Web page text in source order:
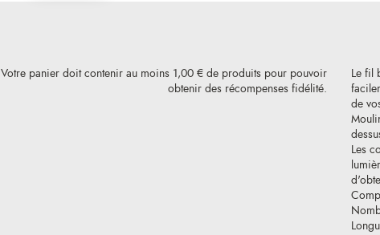
Votre panier doit contenir au moins 1,00 € de produits pour pouvoir
obtenir des récompenses fidélité.
Le fil
de
Les